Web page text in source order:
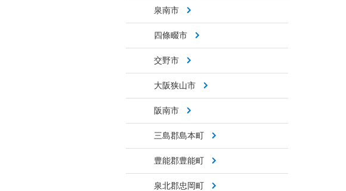
泉南市
四條畷市
交野市
大阪狭山市
阪南市
三島郡島本町
豊能郡豊能町
泉北郡忠岡町